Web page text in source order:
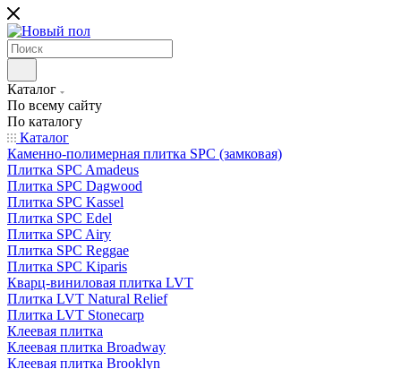
Каталог
По всему сайту
По каталогу
Каталог
Каменно-полимерная плитка SPC (замковая)
Плитка SPC Amadeus
Плитка SPC Dagwood
Плитка SPC Kassel
Плитка SPC Edel
Плитка SPC Airy
Плитка SPC Reggae
Плитка SPC Kiparis
Кварц-виниловая плитка LVT
Плитка LVT Natural Relief
Плитка LVT Stonecarp
Клеевая плитка
Клеевая плитка Broadway
Клеевая плитка Brooklyn